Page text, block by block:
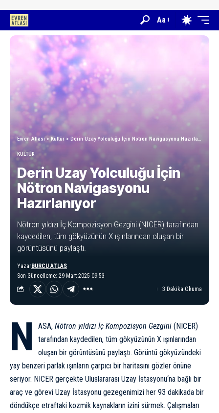
Aa
Evren Atlası> Kültür > Derin Uzay Yolculuğu İçin Nötron Navigasyonu Hazırlanıyor
KÜLTÜR
Derin Uzay Yolculuğu İçin
Nötron Navigasyonu
Hazırlanıyor
Nötron yıldızı İç Kompozisyon Gezgini (NICER) tarafından
kaydedilen, tüm gökyüzünün X ışınlarından oluşan bir
görüntüsünü paylaştı.
Son Güncelleme: 29 Mart 2025 09:53
YazarBURCU ATLAS
3 Dakika Okuma
N ASA, Nötron yıldızı İç Kompozisyon Gezgini (NICER)
tarafından kaydedilen, tüm gökyüzünün X ışınlarından
oluşan bir görüntüsünü paylaştı. Görüntü gökyüzündeki
yay benzeri parlak ışınların çarpıcı bir haritasını gözler önüne
seriyor. NICER gerçekte Uluslararası Uzay İstasyonu‘na bağlı bir
araç ve görevi Uzay İstasyonu gezegenimizi her 93 dakikada bir
döndükçe etraftaki kozmik kaynakların izini sürmek. Çalışmaları